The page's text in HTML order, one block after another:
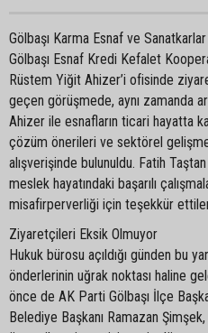
Gölbaşı Karma Esnaf ve
Gölbaşı Esnaf Kredi Kefalet
Rüstem Yiğit Ahizer’i ofisinde
geçen görüşmede, aynı zamanda
Ahizer ile esnafların ticari hayatta
çözüm önerileri ve sektörel
alışverişinde bulunuldu. Fatih
meslek hayatındaki başarılı
misafirperverliği için teşekkür
Ziyaretçileri Eksik Olmuyor
Hukuk bürosu açıldığı günden bu
önderlerinin uğrak noktası haline
önce de AK Parti Gölbaşı İlçe
Belediye Başkanı Ramazan